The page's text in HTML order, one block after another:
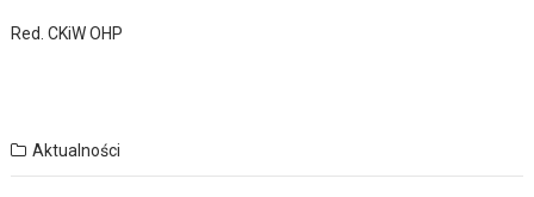
Red. CKiW OHP
Aktualności